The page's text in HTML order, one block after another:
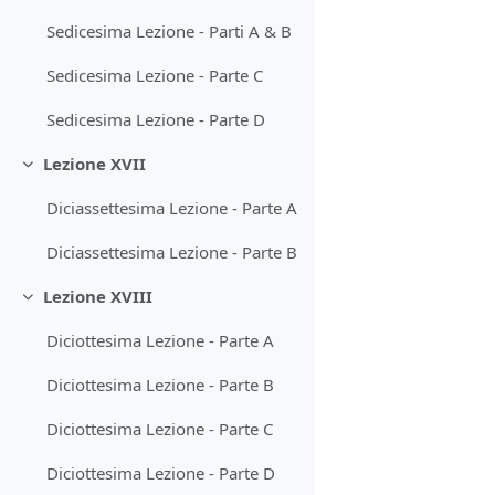
Sedicesima Lezione - Parti A & B
Sedicesima Lezione - Parte C
Sedicesima Lezione - Parte D
Minimizza
Lezione XVII
Diciassettesima Lezione - Parte A
Diciassettesima Lezione - Parte B
Minimizza
Lezione XVIII
Diciottesima Lezione - Parte A
Diciottesima Lezione - Parte B
Diciottesima Lezione - Parte C
Diciottesima Lezione - Parte D